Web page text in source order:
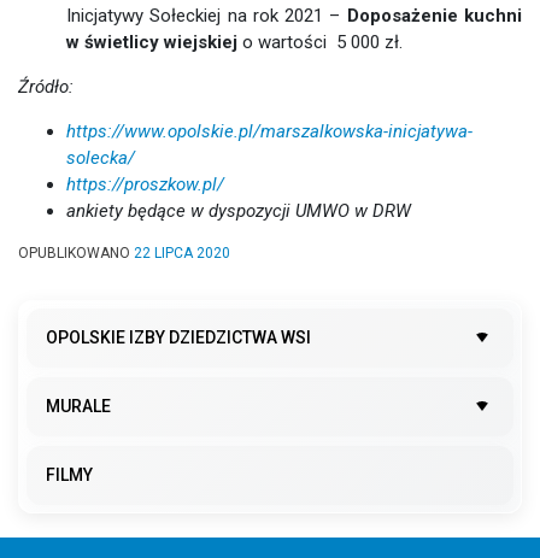
Inicjatywy Sołeckiej na rok 2021 – Doposażenie kuchni
w świetlicy wiejskiej o wartości 5 000 zł.
Źródło:
https://www.opolskie.pl/marszalkowska-inicjatywa-
solecka/
https://proszkow.pl/
ankiety będące w dyspozycji UMWO w DRW
OPUBLIKOWANO 22 LIPCA 2020
OPOLSKIE IZBY DZIEDZICTWA WSI
MURALE
FILMY